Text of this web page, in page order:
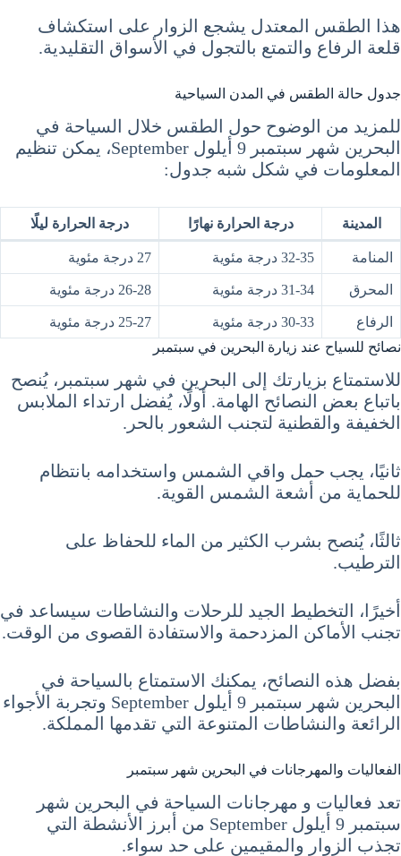
هذا الطقس المعتدل يشجع الزوار على استكشاف
قلعة الرفاع والتمتع بالتجول في الأسواق التقليدية.
جدول حالة الطقس في المدن السياحية
للمزيد من الوضوح حول الطقس خلال السياحة في
البحرين شهر سبتمبر 9 أيلول September، يمكن تنظيم
المعلومات في شكل شبه جدول:
المدينة درجة الحرارة نهارًا درجة الحرارة ليلًا
المنامة 32-35 درجة مئوية 27 درجة مئوية
المحرق 31-34 درجة مئوية 26-28 درجة مئوية
الرفاع 30-33 درجة مئوية
25-27 درجة مئوية
نصائح للسياح عند زيارة البحرين في سبتمبر
للاستمتاع بزيارتك إلى البحرين في شهر سبتمبر، يُنصح
باتباع بعض النصائح الهامة. أولًا، يُفضل ارتداء الملابس
الخفيفة والقطنية لتجنب الشعور بالحر.
ثانيًا، يجب حمل واقي الشمس واستخدامه بانتظام
للحماية من أشعة الشمس القوية.
ثالثًا، يُنصح بشرب الكثير من الماء للحفاظ على
الترطيب.
أخيرًا، التخطيط الجيد للرحلات والنشاطات سيساعد في
تجنب الأماكن المزدحمة والاستفادة القصوى من الوقت.
بفضل هذه النصائح، يمكنك الاستمتاع بالسياحة في
البحرين شهر سبتمبر 9 أيلول September وتجربة الأجواء
الرائعة والنشاطات المتنوعة التي تقدمها المملكة.
الفعاليات والمهرجانات في البحرين شهر سبتمبر
تعد فعاليات و مهرجانات السياحة في البحرين شهر
سبتمبر 9 أيلول September من أبرز الأنشطة التي
تجذب الزوار والمقيمين على حد سواء.